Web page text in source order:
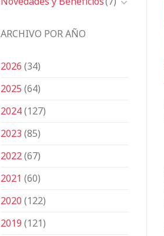
ARCHIVO POR AÑO
2026(34)
2025(64)
2024(127)
2023(85)
2022(67)
2021 (60)
2020(122)
2019(121)